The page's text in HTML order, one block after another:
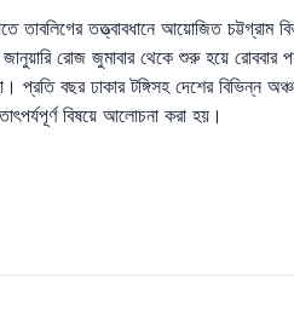
তাবলিগের তত্ত্বাবধানে আয়োজিত
রোজ জুমাবার থেকে শুরু হয়ে রোববার
প্রতি বছর ঢাকার টঙ্গিসহ দেশের
বিষয়ে আলোচনা করা হয়।